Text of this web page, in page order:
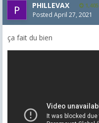
PHILLEVAX 1,405
Posted April 27, 2021
ça fait du bien